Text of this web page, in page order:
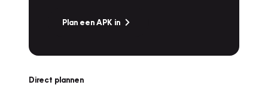
Plan een APK in
Direct plannen